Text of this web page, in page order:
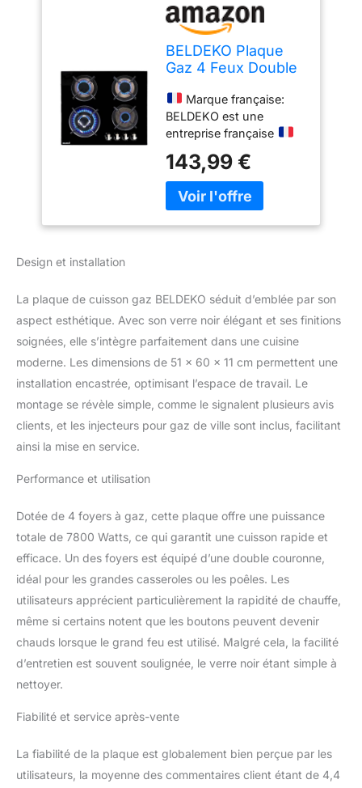
BELDEKO Plaque
Gaz 4 Feux Double
Marque Française
Marque française:
BELDEKO est une
entreprise française
ses produits avec soin.
Tous les contacts et
services après-vente
double couronne ultra-
rapide : puissance totale
jusqu’à 7 800 W pour
sans compromis
Finition haut de gamme
verre noir & fonte :
surface en verre
d’encastrement standard
55 × 48 cm : remplace
facilement une plaque
existante de 60 cm sans
gros travaux
Sécurité
thermocouple : en cas
d’extinction accidentelle
de la flamme, l’arrivée de
gaz est
tranquillité.
accessibles à l’avant
pour plus de confort et
143,99 €
Design et installation
La plaque de cuisson gaz BELDEKO séduit d’emblée par son
aspect esthétique. Avec son verre noir élégant et ses finitions
soignées, elle s’intègre parfaitement dans une cuisine
moderne. Les dimensions de 51 x 60 x 11 cm permettent une
installation encastrée, optimisant l’espace de travail. Le
montage se révèle simple, comme le signalent plusieurs avis
clients, et les injecteurs pour gaz de ville sont inclus, facilitant
ainsi la mise en service.
Performance et utilisation
Dotée de 4 foyers à gaz, cette plaque offre une puissance
totale de 7800 Watts, ce qui garantit une cuisson rapide et
efficace. Un des foyers est équipé d’une double couronne,
idéal pour les grandes casseroles ou les poêles. Les
utilisateurs apprécient particulièrement la rapidité de chauffe,
même si certains notent que les boutons peuvent devenir
chauds lorsque le grand feu est utilisé. Malgré cela, la facilité
d’entretien est souvent soulignée, le verre noir étant simple à
nettoyer.
Fiabilité et service après-vente
La fiabilité de la plaque est globalement bien perçue par les
utilisateurs, la moyenne des commentaires client étant de 4,4